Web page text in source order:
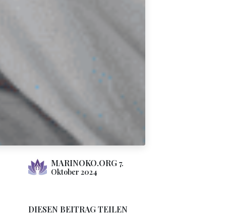
MARINOKO.ORG 7.
Oktober 2024
DIESEN BEITRAG TEILEN